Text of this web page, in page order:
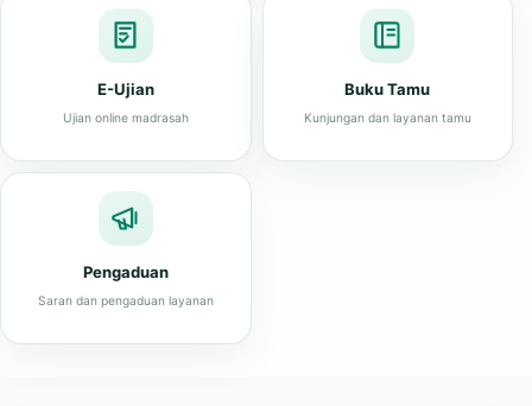
Penerimaan murid baru
Jurnal dan administrasi pembelajaran
digital
E-Ujian
Ujian online madrasah